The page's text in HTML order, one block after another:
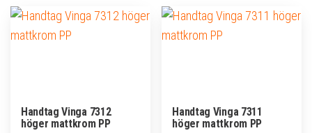
Handtag Vinga 7312
höger mattkrom PP
Handtag Vinga 7311
höger mattkrom PP